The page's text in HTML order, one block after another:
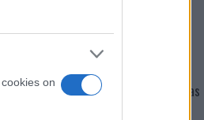
on
Giovannimaria Cabras